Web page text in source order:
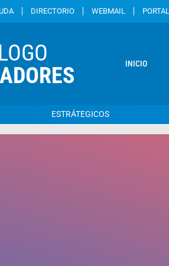
DIRECTORIO WEBMAIL
INICIO
ESTRÁTEGICOS